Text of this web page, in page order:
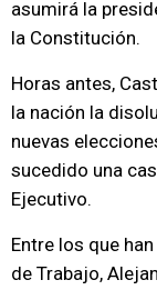
asumirá la
la Constitución.
Horas antes,
la nación la
nuevas
sucedido una
Ejecutivo.
Entre los que
de Trabajo,